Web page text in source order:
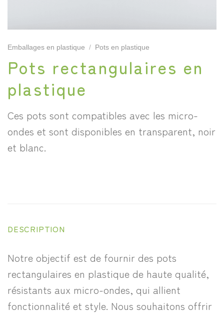
Emballages en plastique / Pots en plastique
Pots rectangulaires en
plastique
Ces pots sont compatibles avec les micro-
ondes et sont disponibles en transparent, noir
et blanc.
DESCRIPTION
Notre objectif est de fournir des pots
rectangulaires en plastique de haute qualité,
résistants aux micro-ondes, qui allient
fonctionnalité et style. Nous souhaitons offrir